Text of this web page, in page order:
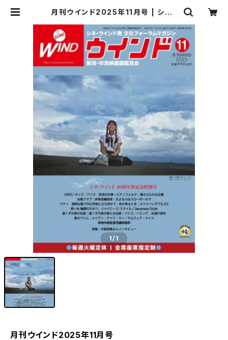
月刊ウインド2025年11月号 | シネ・
1/1
月刊ウインド2025年11月号